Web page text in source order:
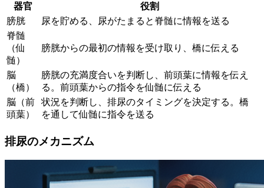
器官
役割
膀胱
尿を貯める、尿がたまると脊髄に情報を送る
脊髄
（仙
髄）
膀胱からの最初の情報を受け取り、橋に伝える
脳
（橋）
膀胱の充満度合いを判断し、前頭葉に情報を伝え
る。前頭葉からの指令を仙髄に伝える
脳（前
頭葉）
状況を判断し、排尿のタイミングを決定する。橋
を通して仙髄に指令を送る
排尿のメカニズム